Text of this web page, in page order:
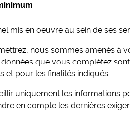
mis en oeuvre au sein de ses
nous sommes amenés à
que vous complétez
et pour les finalités indiqués.
uniquement les informations
en compte les dernières